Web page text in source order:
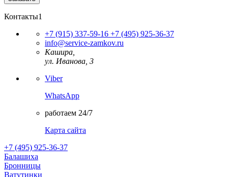
Контакты1
+7 (915) 337-59-16 +7 (495) 925-36-37
info@service-zamkov.ru
Кашира,
ул. Иванова, 3
Viber
WhatsApp
работаем 24/7
Карта сайта
+7 (495) 925-36-37
Балашиха
Бронницы
Ватутинки